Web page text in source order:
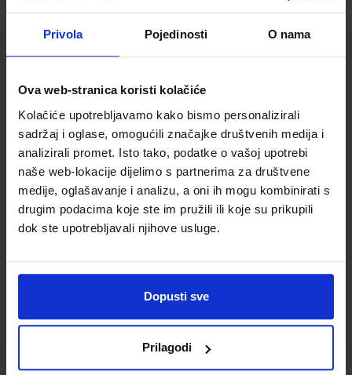
Privola Pojedinosti O nama
Ova web-stranica koristi kolačiće
Kolačiće upotrebljavamo kako bismo personalizirali
sadržaj i oglase, omogućili značajke društvenih medija i
analizirali promet. Isto tako, podatke o vašoj upotrebi
naše web-lokacije dijelimo s partnerima za društvene
medije, oglašavanje i analizu, a oni ih mogu kombinirati s
drugim podacima koje ste im pružili ili koje su prikupili
dok ste upotrebljavali njihove usluge.
Dopusti sve
Prilagodi
razredu srednjih škola s četverogodišnjim programom fizike
Autor(i):
Paar Hrlec Sambolek Vadlja Rešetar
7009-DOM
SKU:567659 CIJENA:17,20 €
ŠIFRA OMOTA:
Udžbenik
Autor(i):Popović Kovačević Kristek Krnić
SKU:567667 CIJENA:13,00 €